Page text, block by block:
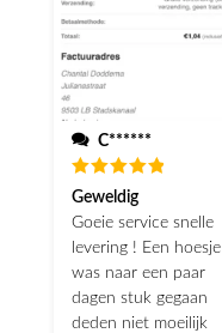
C******
Waardering
5uit 5
Geweldig
Goeie service snelle
levering ! Een hoesje
was naar een paar
dagen stuk gegaan
deden niet moeilijk